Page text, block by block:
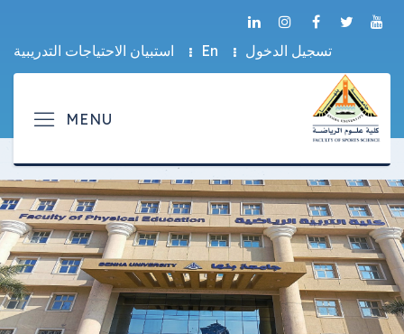
تسجيل الدخول En استبيان الاحتياجات التدريبية